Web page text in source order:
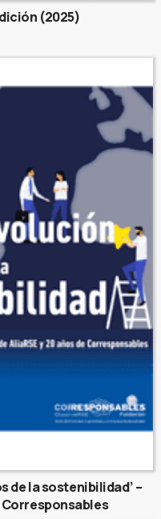
(2025)
de la sostenibilidad’ –
Corresponsables